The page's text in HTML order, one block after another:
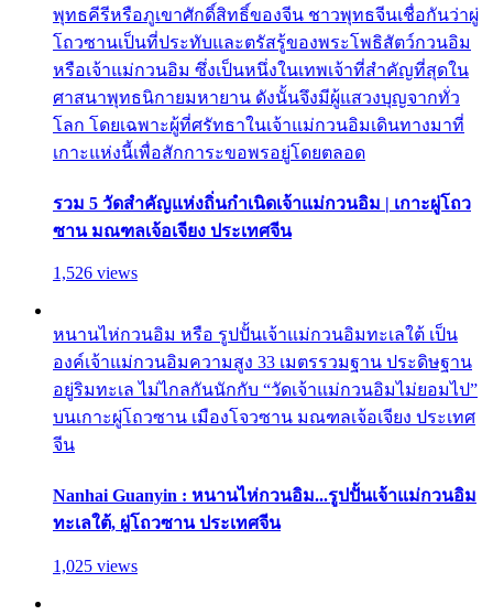
พุทธคีรีหรือภูเขาศักดิ์สิทธิ์ของจีน ชาวพุทธจีนเชื่อกันว่าผู่
โถวซานเป็นที่ประทับและตรัสรู้ของพระโพธิสัตว์กวนอิม
หรือเจ้าแม่กวนอิม ซึ่งเป็นหนึ่งในเทพเจ้าที่สำคัญที่สุดใน
ศาสนาพุทธนิกายมหายาน ดังนั้นจึงมีผู้แสวงบุญจากทั่ว
โลก โดยเฉพาะผู้ที่ศรัทธาในเจ้าแม่กวนอิมเดินทางมาที่
เกาะแห่งนี้เพื่อสักการะขอพรอยู่โดยตลอด
รวม 5 วัดสำคัญแห่งถิ่นกำเนิดเจ้าแม่กวนอิม | เกาะผู่โถว
ซาน มณฑลเจ้อเจียง ประเทศจีน
1,526 views
หนานไห่กวนอิม หรือ รูปปั้นเจ้าแม่กวนอิมทะเลใต้ เป็น
องค์เจ้าแม่กวนอิมความสูง 33 เมตรรวมฐาน ประดิษฐาน
อยู่ริมทะเล ไม่ไกลกันนักกับ “วัดเจ้าแม่กวนอิมไม่ยอมไป”
บนเกาะผู่โถวซาน เมืองโจวซาน มณฑลเจ้อเจียง ประเทศ
จีน
Nanhai Guanyin : หนานไห่กวนอิม...รูปปั้นเจ้าแม่กวนอิม
ทะเลใต้, ผู่โถวซาน ประเทศจีน
1,025 views